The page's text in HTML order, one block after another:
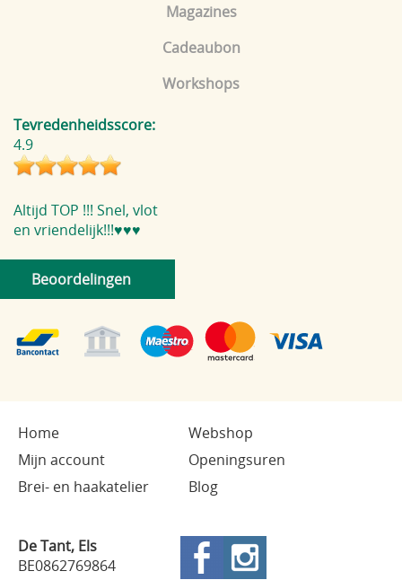
Magazines
Cadeaubon
Workshops
Tevredenheidsscore:
4.9
Altijd TOP !!! Snel, vlot
en vriendelijk!!!♥️♥️♥️
Beoordelingen
Home
Webshop
Mijn account
Openingsuren
Brei- en haakatelier
Blog
De Tant, Els
BE0862769864